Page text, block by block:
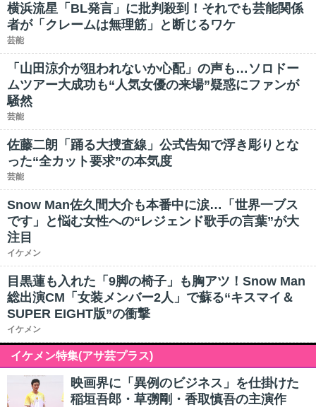
横浜流星「BL発言」に批判殺到！それでも芸能関係
者が「クレームは無理筋」と断じるワケ
芸能
「山田涼介が狙われないか心配」の声も…ソロドー
ムツアー大成功も“人気女優の来場”疑惑にファンが
騒然
芸能
佐藤二朗「踊る大捜査線」公式告知で浮き彫りとな
った“全カット要求”の本気度
芸能
Snow Man佐久間大介も本番中に涙…「世界一ブス
です」と悩む女性への“レジェンド歌手の言葉”が大
注目
イケメン
目黒蓮も入れた「9脚の椅子」も胸アツ！Snow Man
総出演CM「女装メンバー2人」で蘇る“キスマイ＆
SUPER EIGHT版”の衝撃
イケメン
イケメン特集(アサ芸プラス)
映画界に「異例のビジネス」を仕掛けた
稲垣吾郎・草彅剛・香取慎吾の主演作